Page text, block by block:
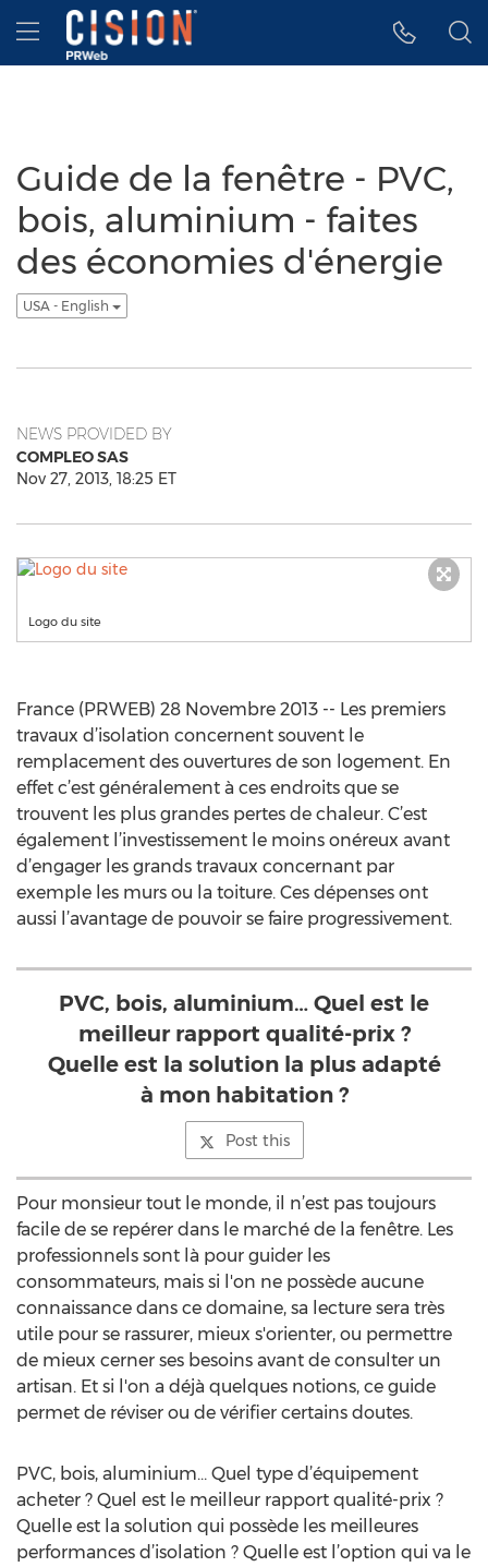
Accessibility Statement
Skip Navigation
Hamburger menu
Guide de la fenêtre - PVC,
bois, aluminium - faites
des économies d'énergie
USA - English
NEWS PROVIDED BY
COMPLEO SAS
Nov 27, 2013, 18:25 ET
Logo du site
France (PRWEB) 28 Novembre 2013 -- Les premiers
travaux d’isolation concernent souvent le
remplacement des ouvertures de son logement. En
effet c’est généralement à ces endroits que se
trouvent les plus grandes pertes de chaleur. C’est
également l’investissement le moins onéreux avant
d’engager les grands travaux concernant par
exemple les murs ou la toiture. Ces dépenses ont
aussi l’avantage de pouvoir se faire progressivement.
PVC, bois, aluminium… Quel est le
meilleur rapport qualité-prix ?
Quelle est la solution la plus adapté
à mon habitation ?
Post this
Pour monsieur tout le monde, il n’est pas toujours
facile de se repérer dans le marché de la fenêtre. Les
professionnels sont là pour guider les
consommateurs, mais si l'on ne possède aucune
connaissance dans ce domaine, sa lecture sera très
utile pour se rassurer, mieux s'orienter, ou permettre
de mieux cerner ses besoins avant de consulter un
artisan. Et si l'on a déjà quelques notions, ce guide
permet de réviser ou de vérifier certains doutes.
PVC, bois, aluminium… Quel type d’équipement
acheter ? Quel est le meilleur rapport qualité-prix ?
Quelle est la solution qui possède les meilleures
performances d’isolation ? Quelle est l’option qui va le